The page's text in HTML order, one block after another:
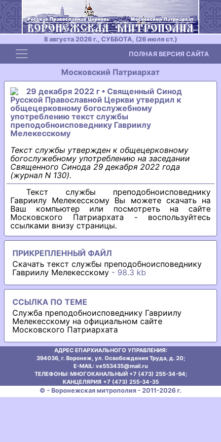
8 августа 2026 г., СУББОТА, (26 июля ст.)
Toggle navigation ПОЛНАЯ ВЕРСИЯ САЙТА
Московский Патриархат
29 декабря 2022 г • Священный Синод
Русской Православной Церкви утвердил к
общецерковному богослужебному
употреблению текст службы
преподобноисповеднику Гавриилу
Мелекесскому
Текст службы утвержден к общецерковному
богослужебному употреблению на заседании
Священного Синода 29 декабря 2022 года
(журнал N 130).
Текст службы преподобноисповеднику
Гавриилу Мелекесскому Вы можете скачать на
Ваш компьютер или посмотреть на сайте
Московского Патриархата - воспользуйтесь
ссылками внизу страницы.
ПРИКРЕПЛЕННЫЙ ФАЙЛ
Скачать текст службы преподобноисповеднику
Гавриилу Мелекесскому - 98.3 kb
ССЫЛКА ПО ТЕМЕ
Служба преподобноисповеднику Гавриилу
Мелекесскому на официальном сайте
Московского Патриархата
АДРЕС ЕПАРХИАЛЬНОГО УПРАВЛЕНИЯ:
394036, г. Воронеж, ул. Освобождения Труда, д. 20;
E-MAIL: ve553435@mаil.ru
ТЕЛЕФОНЫ: МНОГОКАНАЛЬНЫЙ +7 (473) 255-34-94;
КАНЦЕЛЯРИЯ +7 (473) 255-34-35
© - Воронежская митрополия - 2011-2026 г.